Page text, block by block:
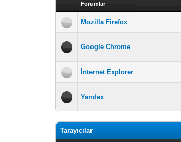
Forumlar
Mozilla Firefox
Google Chrome
İnternet Explorer
Yandex
Tarayıcılar